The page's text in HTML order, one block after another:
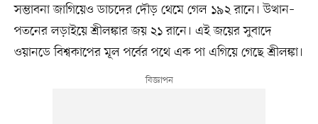
সম্ভাবনা জাগিয়েও ডাচদের দৌড় থেমে গেল ১৯২ রানে। উত্থান–
পতনের লড়াইয়ে শ্রীলঙ্কার জয় ২১ রানে। এই জয়ের সুবাদে
ওয়ানডে বিশ্বকাপের মূল পর্বের পথে এক পা এগিয়ে গেছে শ্রীলঙ্কা।